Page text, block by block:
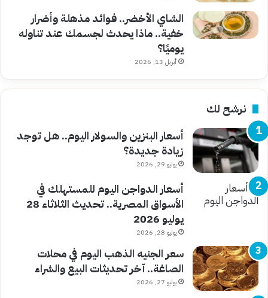
الشاي الأخضر.. فوائد مذهلة وأضرار
خفية.. ماذا يحدث لجسمك عند تناوله
يوميًا؟
أبريل 13, 2026
نرشح لك
أسعار البنزين والسولار اليوم.. هل توجد
زيادة جديدة؟
يوليو 29, 2026
أسعار الدواجن اليوم للمستهلك في
الأسواق المصرية.. تحديث الثلاثاء 28
يوليو 2026
يوليو 28, 2026
سعر الجنيه الذهب اليوم في محلات
الصاغة.. آخر تحديثات البيع والشراء
يوليو 27, 2026